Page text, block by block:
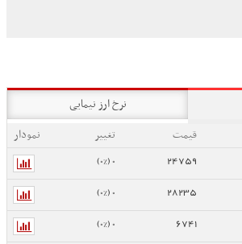
نرخ ارز نیمایی
قیمت تغییر
نمودار
24759
0 (0%)
28235
0 (0%)
6741
0 (0%)